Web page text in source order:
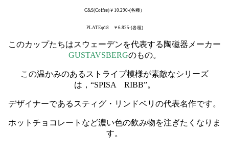
C&S(Coffee)￥10.290-(各種）
PLATEφ18 ￥6.825-(各種)
このカップたちはスウェーデンを代表する陶磁器メーカー
GUSTAVSBERGのもの。
この温かみのあるストライプ模様が素敵なシリーズ
は，“SPISA RIBB”。
デザイナーであるスティグ・リンドベリの代表名作です。
ホットチョコレートなど濃い色の飲み物を注ぎたくなりま
す。